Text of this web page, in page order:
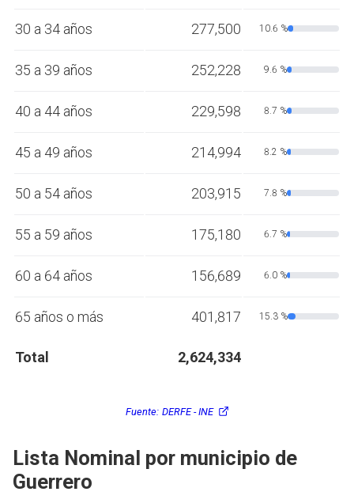
30 a 34 años 277,500 10.6 %
35 a 39 años 252,228 9.6 %
40 a 44 años 229,598 8.7 %
45 a 49 años 214,994 8.2 %
50 a 54 años 203,915 7.8 %
55 a 59 años 175,180 6.7 %
60 a 64 años 156,689 6.0 %
65 años o más 401,817 15.3 %
Total 2,624,334
Fuente: DERFE - INE
Lista Nominal por municipio de
Guerrero